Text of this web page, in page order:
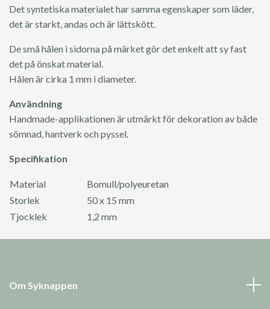
Det syntetiska materialet har samma egenskaper som läder,
det är starkt, andas och är lättskött.
De små hålen i sidorna på märket gör det enkelt att sy fast
det på önskat material.
Hålen är cirka 1 mm i diameter.
Användning
Handmade-applikationen är utmärkt för dekoration av både
sömnad, hantverk och pyssel.
Specifikation
Material
Bomull/polyeuretan
Storlek
50 x 15 mm
Tjocklek
1,2 mm
Om Syknappen